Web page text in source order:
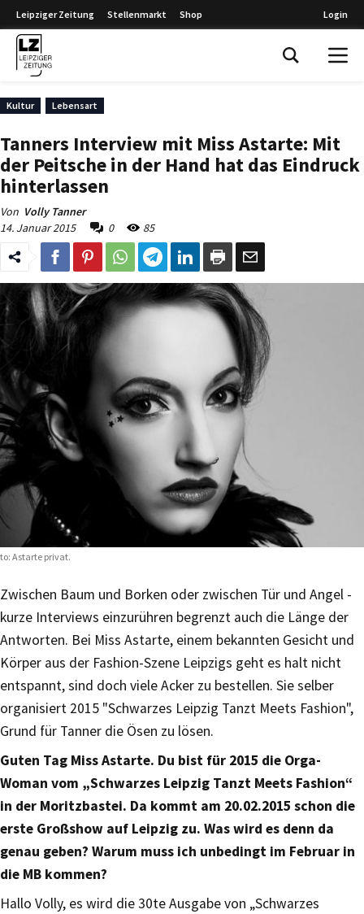
Leipziger Zeitung Stellenmarkt Shop Login
Kultur Lebensart
Tanners Interview mit Miss Astarte: Mit
der Peitsche in der Hand hat das Eindruck
hinterlassen
Von Volly Tanner
14. Januar 2015
0 85
Astarte privat.
Zwischen Baum und Borken oder zwischen Tür und Angel -
kurze Interviews einzurühren begrenzt auch die Länge der
Antworten. Bei Miss Astarte, einem bekannten Gesicht und
Körper aus der Fashion-Szene Leipzigs geht es halt nicht
entspannt, sind doch viele Acker zu bestellen. Sie selber
organisiert 2015 "Schwarzes Leipzig Tanzt Meets Fashion",
Grund für Tanner die Ösen zu lösen.
Guten Tag Miss Astarte. Du bist für 2015 die Orga-
Woman vom „Schwarzes Leipzig Tanzt Meets Fashion“
in der Moritzbastei. Da kommt am 20.02.2015 schon die
erste Großshow auf Leipzig zu. Was wird es denn da
genau geben? Warum muss ich unbedingt im Februar in
die MB kommen?
Hallo Volly, es wird die 30te Ausgabe von „Schwarzes